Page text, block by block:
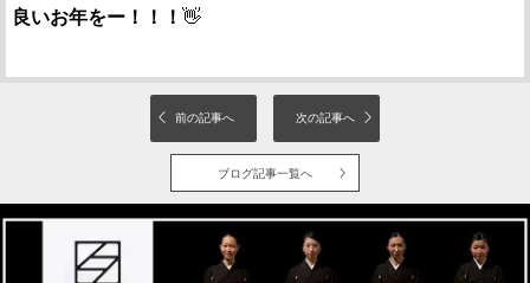
良いお年をー！！！ 👋
前の記事へ 次の記事へ
ブログ記事一覧へ